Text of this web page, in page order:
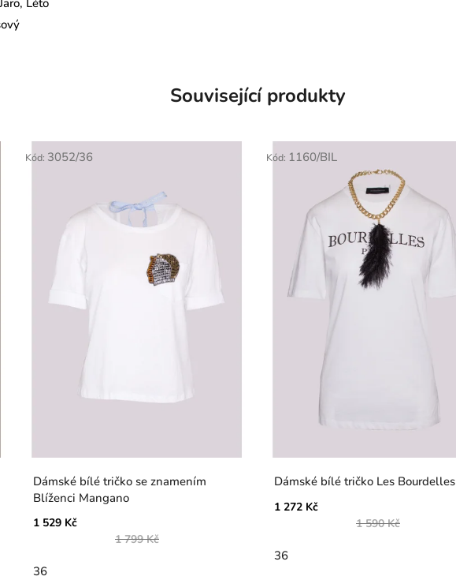
Související produkty
Dámské bílé tričko se znamením
Blíženci Mangano
1 529 Kč
1 799 Kč
36
Kód: 3052/36
Dámské bílé tričko Les Bourdelles
1 272 Kč
1 590 Kč
36
Kód: 1160/BIL